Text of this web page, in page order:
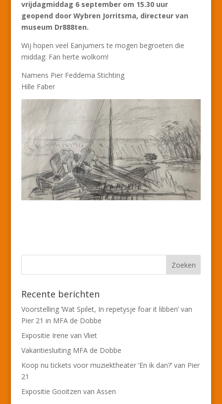
vrijdagmiddag 6 september om 15.30 uur
geopend door Wybren Jorritsma, directeur van
museum Dr888ten.
Wij hopen veel Eanjumers te mogen begroeten die
middag: Fan herte wolkom!
Namens Pier Feddema Stichting
Hille Faber
Recente berichten
Voorstelling ‘Wat Spilet, In repetysje foar it libben’ van
Pier 21 in MFA de Dobbe
Expositie Irene van Vliet
Vakantiesluiting MFA de Dobbe
Koop nu tickets voor muziektheater ‘En ik dan?’ van Pier
21
Expositie Gooitzen van Assen